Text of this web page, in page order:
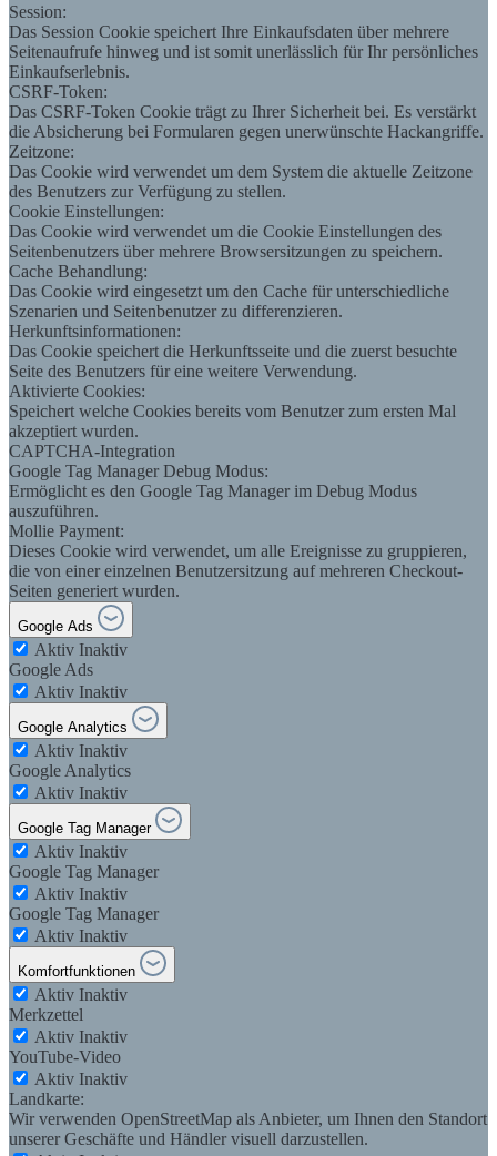
Session:
Das Session Cookie speichert Ihre Einkaufsdaten über mehrere
Seitenaufrufe hinweg und ist somit unerlässlich für Ihr persönliches
Einkaufserlebnis.
CSRF-Token:
Das CSRF-Token Cookie trägt zu Ihrer Sicherheit bei. Es verstärkt
die Absicherung bei Formularen gegen unerwünschte Hackangriffe.
Zeitzone:
Das Cookie wird verwendet um dem System die aktuelle Zeitzone
des Benutzers zur Verfügung zu stellen.
Cookie Einstellungen:
Das Cookie wird verwendet um die Cookie Einstellungen des
Seitenbenutzers über mehrere Browsersitzungen zu speichern.
Cache Behandlung:
Das Cookie wird eingesetzt um den Cache für unterschiedliche
Szenarien und Seitenbenutzer zu differenzieren.
Herkunftsinformationen:
Das Cookie speichert die Herkunftsseite und die zuerst besuchte
Seite des Benutzers für eine weitere Verwendung.
Aktivierte Cookies:
Speichert welche Cookies bereits vom Benutzer zum ersten Mal
akzeptiert wurden.
CAPTCHA-Integration
Google Tag Manager Debug Modus:
Ermöglicht es den Google Tag Manager im Debug Modus
auszuführen.
Mollie Payment:
Dieses Cookie wird verwendet, um alle Ereignisse zu gruppieren,
die von einer einzelnen Benutzersitzung auf mehreren Checkout-
Seiten generiert wurden.
Google Ads
Aktiv Inaktiv
Google Ads
Aktiv Inaktiv
Google Analytics
Aktiv Inaktiv
Google Analytics
Aktiv Inaktiv
Google Tag Manager
Aktiv Inaktiv
Google Tag Manager
Aktiv Inaktiv
Google Tag Manager
Aktiv Inaktiv
Komfortfunktionen
Aktiv Inaktiv
Merkzettel
Aktiv Inaktiv
YouTube-Video
Aktiv Inaktiv
Landkarte:
Wir verwenden OpenStreetMap als Anbieter, um Ihnen den Standort
unserer Geschäfte und Händler visuell darzustellen.